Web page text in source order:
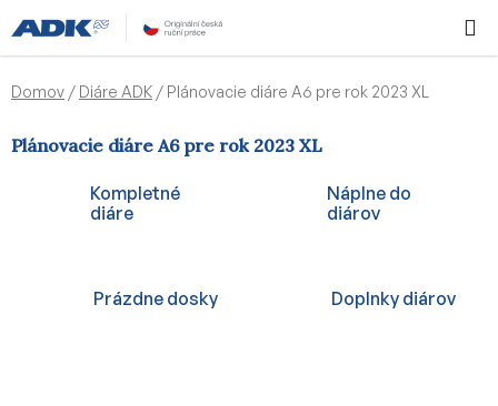
na
obsah
KOŠÍK
Domov / Diáre ADK / Plánovacie diáre A6 pre rok 2023 XL
Plánovacie diáre A6 pre rok 2023 XL
Kompletné
diáre
Náplne do
diárov
Prázdne dosky Doplnky diárov